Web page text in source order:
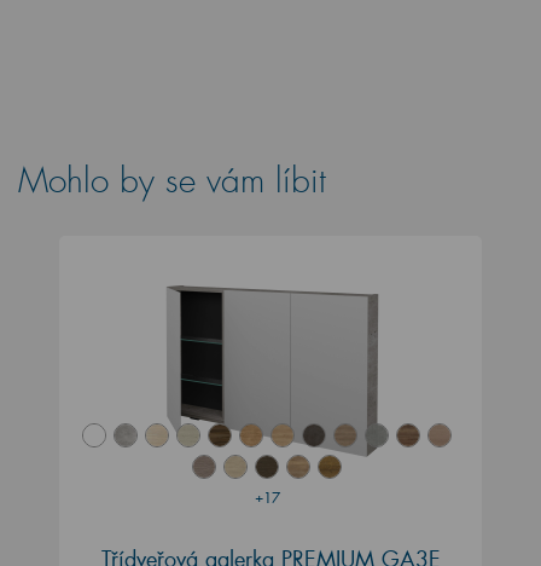
Mohlo by se vám líbit
+17
Třídveřová galerka PREMIUM GA3E